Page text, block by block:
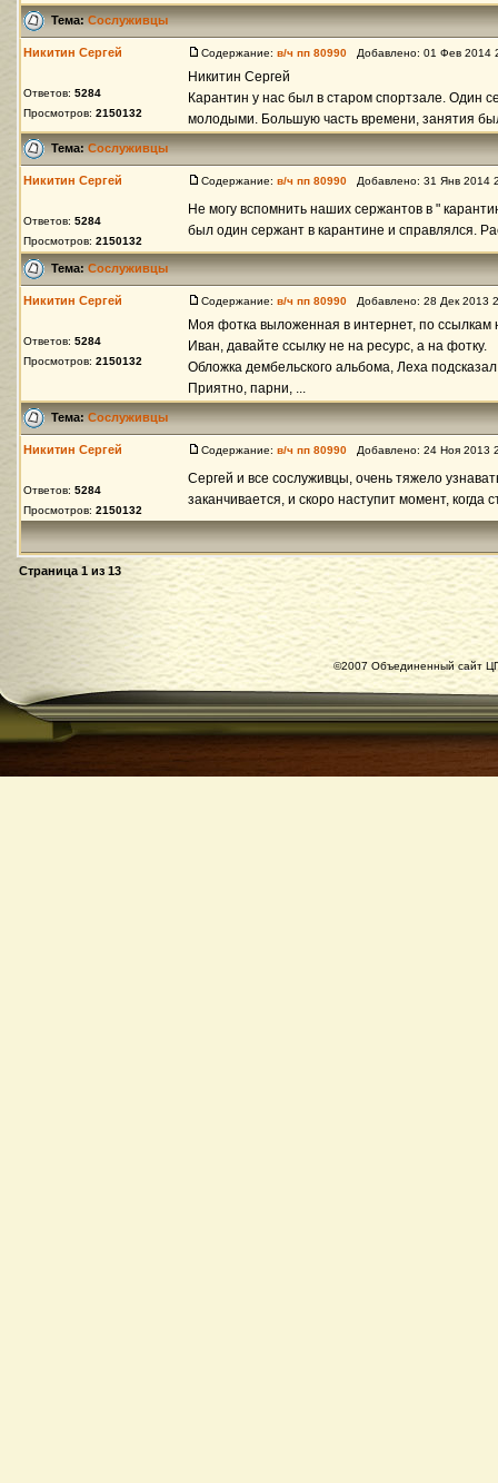
Тема:Сослуживцы
Никитин Сергей
Ответов: 5284
Просмотров: 2150132
Содержание: в/ч пп 80990 Добавлено: 01 Фев
Никитин Сергей
Карантин у нас был в старом спортзале. Один
молодыми. Большую часть времени, занятия
Тема:Сослуживцы
Никитин Сергей
Ответов: 5284
Просмотров: 2150132
Содержание: в/ч пп 80990 Добавлено: 31 Янв
Не могу вспомнить наших сержантов в "
был один сержант в карантине и справлялся.
Тема:Сослуживцы
Никитин Сергей
Ответов: 5284
Просмотров: 2150132
Содержание: в/ч пп 80990 Добавлено: 28 Дек 2013
Моя фотка выложенная в интернет, по ссылкам
Иван, давайте ссылку не на ресурс, а на фотку.
Обложка дембельского альбома, Леха
Приятно, парни, ...
Тема:Сослуживцы
Никитин Сергей
Ответов: 5284
Просмотров: 2150132
Содержание: в/ч пп 80990 Добавлено: 24 Ноя
Сергей и все сослуживцы, очень тяжело
заканчивается, и скоро наступит момент,
Страница1из 13
©2007 Объединенный сайт